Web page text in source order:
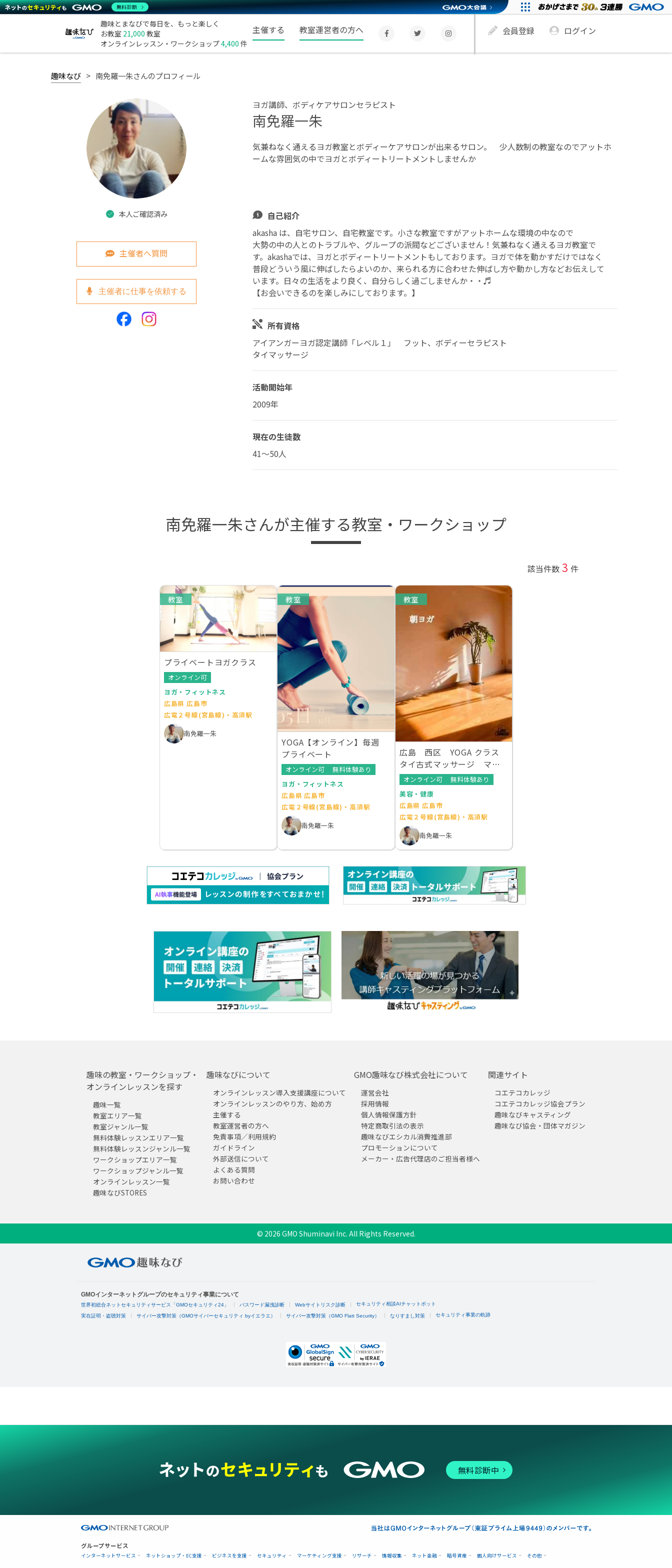
趣味とまなびで毎日を、もっと楽しく
お教室 21,000 教室
オンラインレッスン・ワークショップ4,400 件
主催する 教室運営者の方へ 会員登録 ログイン
趣味なび 南免羅一朱さんのプロフィール
本人ご確認済み
主催者へ質問
主催者に仕事を依頼する
ヨガ講師、ボディケアサロンセラピスト
南免羅一朱
気兼ねなく通えるヨガ教室とボディーケアサロンが出来るサロン。 少人数制の教室なのでアットホ
ームな雰囲気の中でヨガとボディートリートメントしませんか
自己紹介
akasha は、自宅サロン、自宅教室です。小さな教室ですがアットホームな環境の中なので
大勢の中の人とのトラブルや、グループの派閥などございません！気兼ねなく通えるヨガ教室で
す。akashaでは、ヨガとボディートリートメントもしております。ヨガで体を動かすだけではなく
普段どういう風に伸ばしたらよいのか、来られる方に合わせた伸ばし方や動かし方などお伝えして
います。日々の生活をより良く、自分らしく過ごしませんか・・♬
【お会いできるのを楽しみにしております。】
所有資格
アイアンガーヨガ認定講師「レベル１」 フット、ボディーセラピスト
タイマッサージ
活動開始年
2009年
現在の生徒数
41～50人
南免羅一朱さんが主催する教室・ワークショップ
該当件数 3 件
教室
プライベートヨガクラス
オンライン可
ヨガ・フィットネス
広島県 広島市
広電２号線(宮島線)・高須駅
南免羅一朱
教室
YOGA【オンライン】毎週
プライベート
オンライン可
無料体験あり
ヨガ・フィットネス
広島県 広島市
広電２号線(宮島線)・高須駅
南免羅一朱
教室
広島 西区 YOGA クラス
タイ古式マッサージ マッ
サージ・
オンライン可
無料体験あり
美容・健康
広島県 広島市
広電２号線(宮島線)・高須駅
南免羅一朱
趣味の教室・ワークショップ・
オンラインレッスンを探す
趣味一覧
教室エリア一覧
教室ジャンル一覧
無料体験レッスンエリア一覧
無料体験レッスンジャンル一覧
ワークショップエリア一覧
ワークショップジャンル一覧
オンラインレッスン一覧
趣味なびSTORES
趣味なびについて
オンラインレッスン導入支援講座について
オンラインレッスンのやり方、始め方
主催する
教室運営者の方へ
免責事項／利用規約
ガイドライン
外部送信について
よくある質問
お問い合わせ
GMO趣味なび株式会社について
運営会社
採用情報
個人情報保護方針
特定商取引法の表示
趣味なびエシカル消費推進部
プロモーションについて
メーカー・広告代理店のご担当者様へ
関連サイト
コエテコカレッジ
コエテコカレッジ協会プラン
趣味なびキャスティング
趣味なび協会・団体マガジン
© 2026 GMO Shuminavi Inc. All Rights Reserved.
無料診断中
グループサービス
インターネットサービス ネットショップ・EC支援 ビジネスを支援 セキュリティ マーケティング支援 リサーチ 情報収集 ネット金融 暗号資産 個人向けサービス その他
無料診断